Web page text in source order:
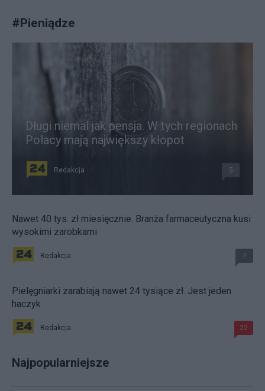
#Pieniądze
Długi niemal jak pensja. W tych regionach
Polacy mają największy kłopot
Redakcja 5
Nawet 40 tys. zł miesięcznie. Branża farmaceutyczna kusi
wysokimi zarobkami
Redakcja 7
Pielęgniarki zarabiają nawet 24 tysiące zł. Jest jeden
haczyk
Redakcja 22
Najpopularniejsze